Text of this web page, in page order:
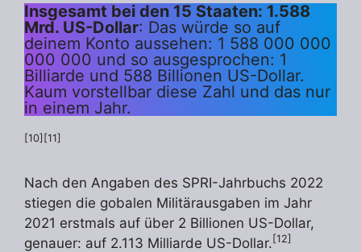
Insgesamt bei den 15 Staaten: 1.588
Mrd. US-Dollar: Das würde so auf
deinem Konto aussehen: 1 588 000 000
000 000 und so ausgesprochen: 1
Billiarde und 588 Billionen US-Dollar.
Kaum vorstellbar diese Zahl und das nur
in einem Jahr.
[10] [11]
Nach den Angaben des SPRI-Jahrbuchs 2022
stiegen die gobalen Militärausgaben im Jahr
2021 erstmals auf über 2 Billionen US-Dollar,
genauer: auf 2.113 Milliarde US-Dollar. [12]